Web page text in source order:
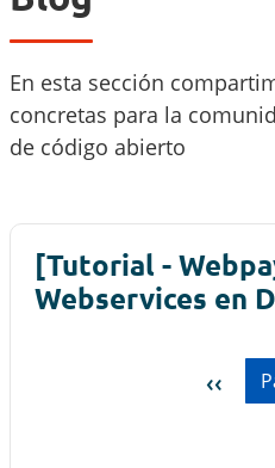
En esta sección
concretas para la
de código abierto
[Tutorial -
Webservices en
‹‹